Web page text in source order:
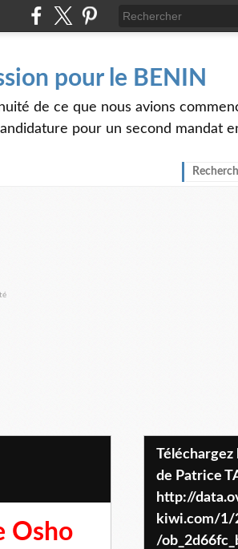
pour le BENIN
de ce que nous avions
pour un second mandat
Osho
Téléchargez le projet de société
de Patrice
http://
kiwi.com/
/